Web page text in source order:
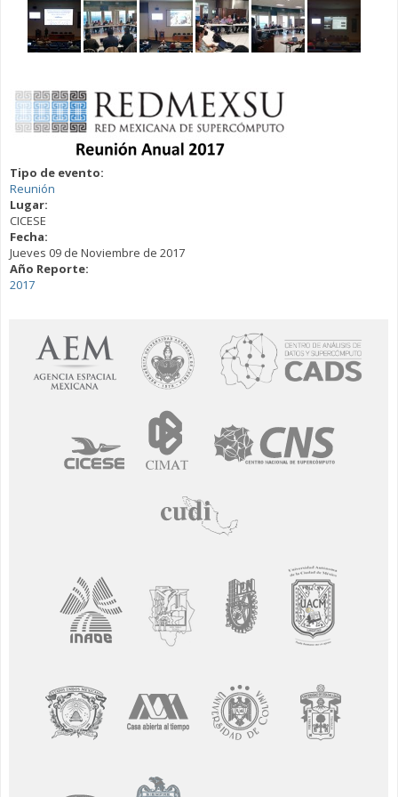
Tipo de evento:
Reunión
Lugar:
CICESE
Fecha:
Jueves 09 de Noviembre de 2017
Año Reporte:
2017